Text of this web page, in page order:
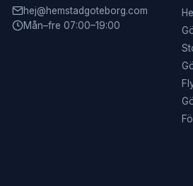
hej@hemstadgoteborg.com
Mån–fre 07:00–19:00